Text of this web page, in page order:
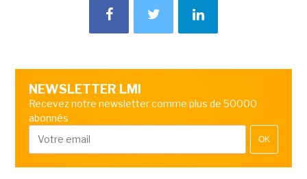
NEWSLETTER LMI
Recevez notre newsletter comme plus de 50000
abonnés
OK